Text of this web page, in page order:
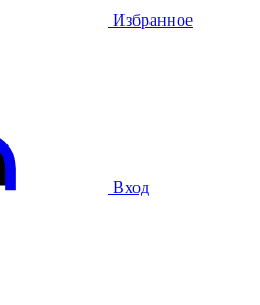
Избранное
Вход